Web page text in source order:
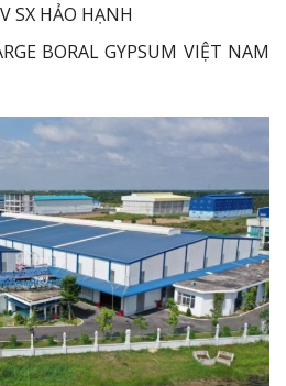
SX HẢO HẠNH
BORAL GYPSUM VIỆT NAM